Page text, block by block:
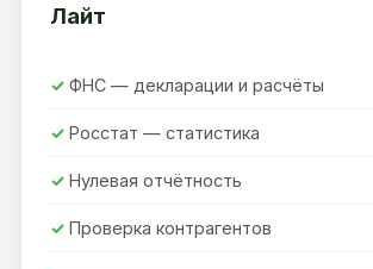
Лайт
ФНС — декларации и расчёты
Росстат — статистика
Нулевая отчётность
Проверка контрагентов